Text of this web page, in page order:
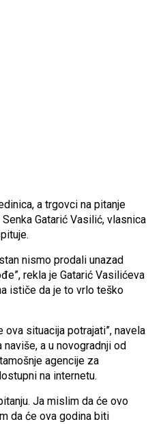
a trgovci na pitanje
Gatarić Vasilić, vlasnica
nismo prodali unazad
rekla je Gatarić Vasilićeva
ističe da je to vrlo teško
situacija potrajati”, navela
a u novogradnji od
agencije za
na internetu.
Ja mislim da će ovo
da će ova godina biti